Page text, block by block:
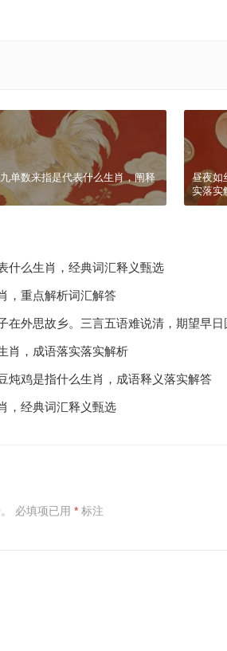
单数来指是代表什么生肖，阐释
昼夜如
实落实
什么生肖，经典词汇释义甄选
，重点解析词汇解答
在外思故乡。三言五语难说清，期望早
肖，成语落实落实解析
炖鸡是指什么生肖，成语释义落实解答
，经典词汇释义甄选
必填项已用 * 标注